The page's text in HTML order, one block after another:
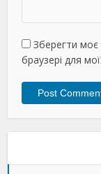
Зберегти моє
браузері для